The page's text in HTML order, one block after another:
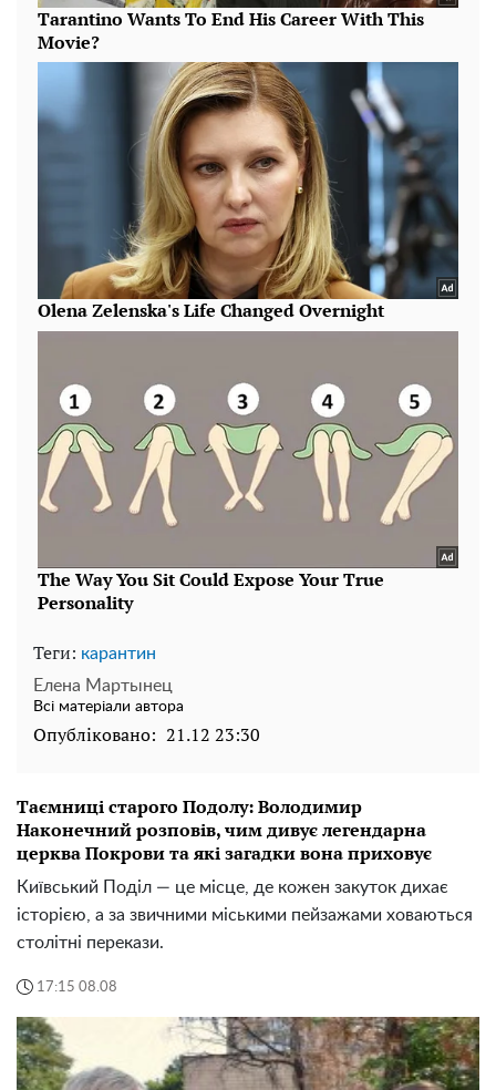
Теги: карантин
Елена Мартынец
Всі матеріали автора
Опубліковано: 21.12 23:30
Таємниці старого Подолу: Володимир
Наконечний розповів, чим дивує легендарна
церква Покрови та які загадки вона приховує
Київський Поділ — це місце, де кожен закуток дихає
історією, а за звичними міськими пейзажами ховаються
столітні перекази.
17:15 08.08